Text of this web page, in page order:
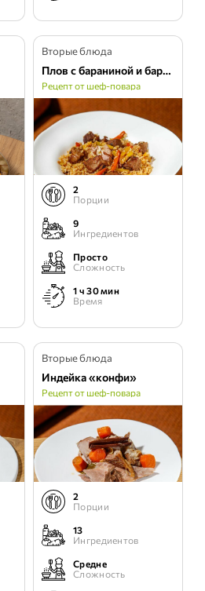
Вторые блюда
Плов с бараниной и барбарисом
Рецепт от шеф-повара
2
Порции
9
Ингредиентов
Просто
Сложность
1 ч 30 мин
Время
Вторые блюда
Индейка «конфи»
Рецепт от шеф-повара
2
Порции
13
Ингредиентов
Средне
Сложность